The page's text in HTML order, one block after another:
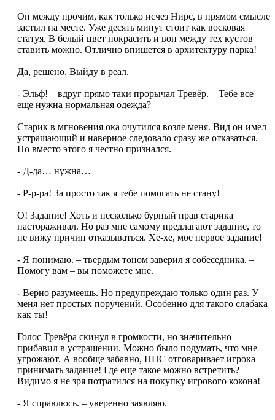
Он между прочим, как только исчез Нирс, в прямом смысле
застыл на месте. Уже десять минут стоит как восковая
статуя. В белый цвет покрасить и вон между тех кустов
ставить можно. Отлично впишется в архитектуру парка!
Да, решено. Выйду в реал.
- Эльф! – вдруг прямо таки прорычал Тревёр. – Тебе все
еще нужна нормальная одежда?
Старик в мгновения ока очутился возле меня. Вид он имел
устрашающий и наверное следовало сразу же отказаться.
Но вместо этого я честно признался.
- Д-да… нужна…
- Р-р-ра! За просто так я тебе помогать не стану!
О! Задание! Хоть и несколько бурный нрав старика
настораживал. Но раз мне самому предлагают задание, то
не вижу причин отказываться. Хе-хе, мое первое задание!
- Я понимаю. – твердым тоном заверил я собеседника. –
Помогу вам – вы поможете мне.
- Верно разумеешь. Но предупреждаю только один раз. У
меня нет простых поручений. Особенно для такого слабака
как ты!
Голос Тревёра скинул в громкости, но значительно
прибавил в устрашении. Можно было подумать, что мне
угрожают. А вообще забавно, НПС отговаривает игрока
принимать задание! Где еще такое можно встретить?
Видимо я не зря потратился на покупку игрового кокона!
- Я справлюсь. – уверенно заявляю.